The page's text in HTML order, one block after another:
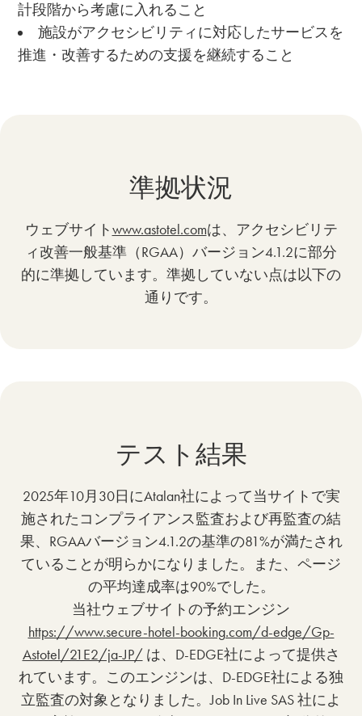
計段階から考慮に入れること
施設がアクセシビリティに対応したサービスを
推進・改善するための支援を継続すること
準拠状況
ウェブサイトwww.astotel.comは、アクセシビリテ
ィ改善一般基準（RGAA）バージョン4.1.2に部分
的に準拠しています。準拠していない点は以下の
通りです。
テスト結果
2025年10月30日にAtalan社によって当サイトで実
施されたコンプライアンス監査および再監査の結
果、RGAAバージョン4.1.2の基準の81%が満たされ
ていることが明らかになりました。また、ページ
の平均達成率は90%でした。
当社ウェブサイトの予約エンジン
https://www.secure-hotel-booking.com/d-edge/Gp-
Astotel/21E2/ja-JP/ は、D-EDGE社によって提供さ
れています。このエンジンは、D-EDGE社による独
立監査の対象となりました。Job In Live SAS 社によ